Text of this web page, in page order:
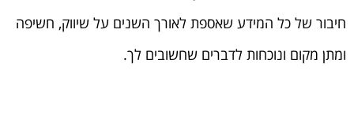
חיבור של כל המידע שאספת לאורך השנים על שיווק, חשיפה
ומתן מקום ונוכחות לדברים שחשובים לך.